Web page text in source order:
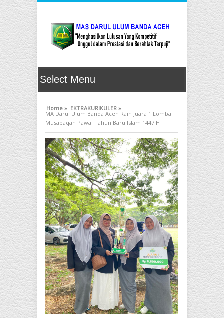
Home » EKTRAKURIKULER »
MA Darul Ulum Banda Aceh Raih Juara 1 Lomba
Musabaqah Pawai Tahun Baru Islam 1447 H